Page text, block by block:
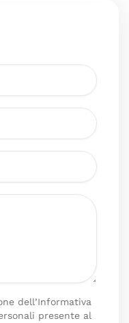
dell’Informativa
presente al